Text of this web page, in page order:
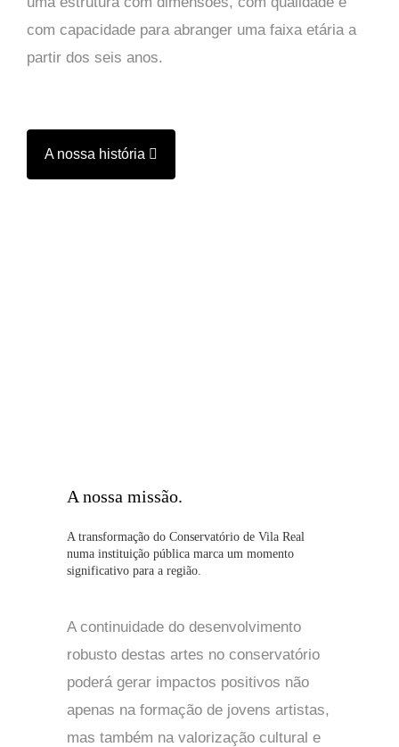
com capacidade para abranger uma faixa etária a
partir dos seis anos.
A nossa história
A nossa missão
A transformação do Conservatório de Vila Real
numa instituição pública marca um momento
significativo para a região.
A continuidade do desenvolvimento
robusto destas artes no conservatório
poderá gerar impactos positivos não
apenas na formação de jovens artistas,
mas também na valorização cultural e